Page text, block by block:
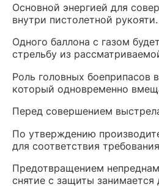
Основной энергией для
внутри пистолетной рукояти.
Одного баллона с газом
стрельбу из
Роль головных боеприпасов
который одновременно
Перед совершением
По утверждению
для соответствия
Предотвращением
снятие с защиты занимается